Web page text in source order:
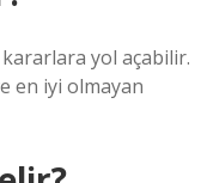
kararlara yol açabilir.
en iyi olmayan